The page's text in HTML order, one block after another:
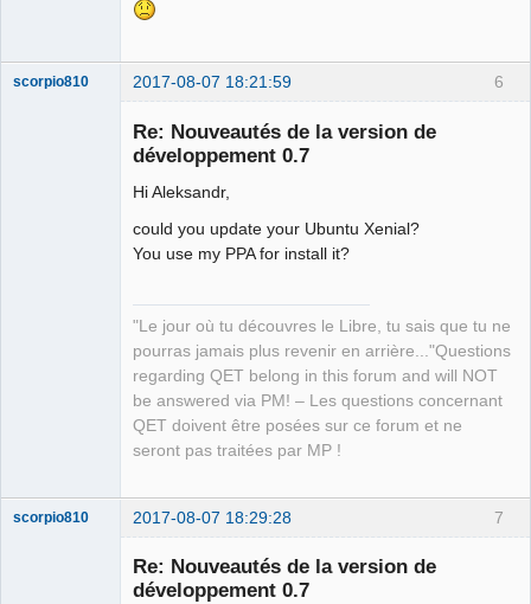
6
scorpio810 2017-08-07 18:21:59
Re: Nouveautés de la version de
développement 0.7
Hi Aleksandr,
could you update your Ubuntu Xenial?
You use my PPA for install it?
"Le jour où tu découvres le Libre, tu sais que tu ne
pourras jamais plus revenir en arrière..."Questions
regarding QET belong in this forum and will NOT
be answered via PM! – Les questions concernant
QET doivent être posées sur ce forum et ne
seront pas traitées par MP !
7
scorpio810 2017-08-07 18:29:28
Re: Nouveautés de la version de
développement 0.7